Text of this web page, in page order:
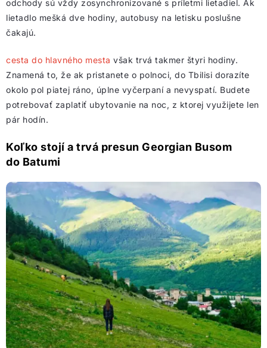
odchody sú vždy zosynchronizované s príletmi lietadiel. Ak
lietadlo mešká dve hodiny, autobusy na letisku poslušne
čakajú.
cesta do hlavného mesta však trvá takmer štyri hodiny.
Znamená to, že ak pristanete o polnoci, do Tbilisi dorazíte
okolo pol piatej ráno, úplne vyčerpaní a nevyspatí. Budete
potrebovať zaplatiť ubytovanie na noc, z ktorej využijete len
pár hodín.
Koľko stojí a trvá presun Georgian Busom
do Batumi